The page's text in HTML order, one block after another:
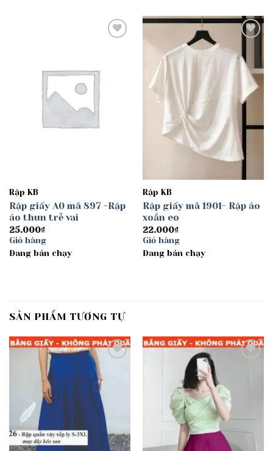
Rập KB
Rập giấy A0 mã 897 -Rập
áo thun trễ vai
25.000₫
Giỏ hàng
Đang bán chạy
wishlist
Rập KB
Rập giấy mã 1901- Rập áo
xoắn eo
22.000₫
Giỏ hàng
Đang bán chạy
SẢN PHẨM TƯƠNG TỰ
Add to
wishlist